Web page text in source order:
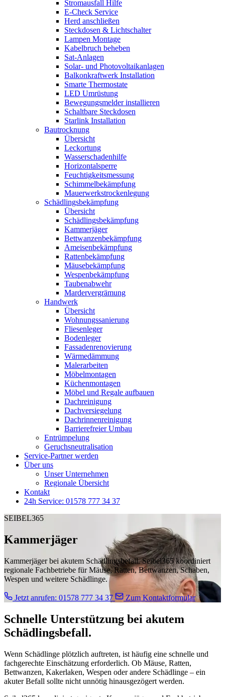
Stromausfall Hilfe
E-Check Service
Herd anschließen
Steckdosen & Lichtschalter
Lampen Montage
Kabelbruch beheben
Sat-Anlagen
Solar- und Photovoltaikanlagen
Balkonkraftwerk Installation
Smarte Thermostate
LED Umrüstung
Bewegungsmelder installieren
Schaltbare Steckdosen
Starlink Installation
Bautrocknung
Übersicht
Leckortung
Wasserschadenhilfe
Horizontalsperre
Feuchtigkeitsmessung
Schimmelbekämpfung
Mauerwerkstrockenlegung
Schädlingsbekämpfung
Übersicht
Schädlingsbekämpfung
Kammerjäger
Bettwanzenbekämpfung
Ameisenbekämpfung
Rattenbekämpfung
Mäusebekämpfung
Wespenbekämpfung
Taubenabwehr
Mardervergrämung
Handwerk
Übersicht
Wohnungssanierung
Fliesenleger
Bodenleger
Fassadenrenovierung
Wärmedämmung
Malerarbeiten
Möbelmontagen
Küchenmontagen
Möbel und Regale aufbauen
Dachreinigung
Dachversiegelung
Dachrinnenreinigung
Barrierefreier Umbau
Entrümpelung
Geruchsneutralisation
Service-Partner werden
Über uns
Unser Unternehmen
Regionale Übersicht
Kontakt
24h Service: 01578 777 34 37
SEIBEL365
Kammerjäger
Kammerjäger bei akutem Schädlingsbefall. Seibel365 koordiniert
regionale Fachbetriebe für Mäuse, Ratten, Bettwanzen, Schaben,
Wespen und weitere Schädlinge.
Jetzt anrufen: 01578 777 34 37 Zum Kontaktformular
Schnelle Unterstützung bei akutem
Schädlingsbefall.
Wenn Schädlinge plötzlich auftreten, ist häufig eine schnelle und
fachgerechte Einschätzung erforderlich. Ob Mäuse, Ratten,
Bettwanzen, Kakerlaken, Wespen oder andere Schädlinge – ein
akuter Befall sollte nicht unnötig hinausgezögert werden.